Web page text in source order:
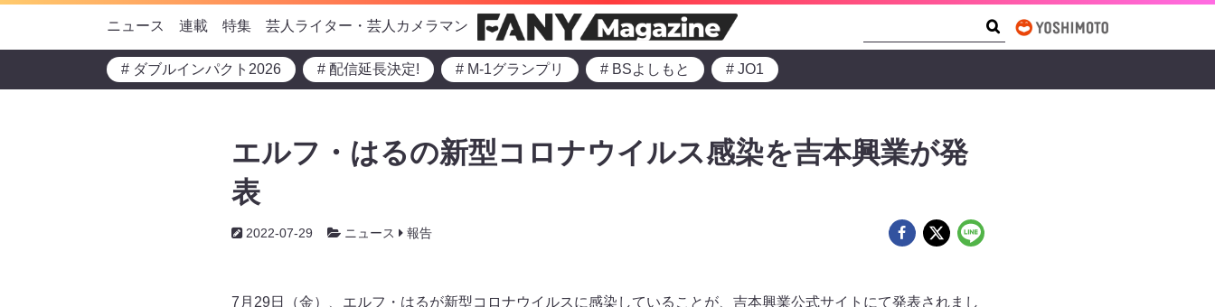
ニュース 連載 特集 芸人ライター・芸人カメラマン
# ダブルインパクト2026 # 配信延長決定! # M-1グランプリ # BSよしもと # JO1
エルフ・はるの新型コロナウイルス感染を吉本興業が発
表
2022-07-29 ニュース 報告
7月29日（金）、エルフ・はるが新型コロナウイルスに感染していることが、吉本興業公式サイトにて発表されまし